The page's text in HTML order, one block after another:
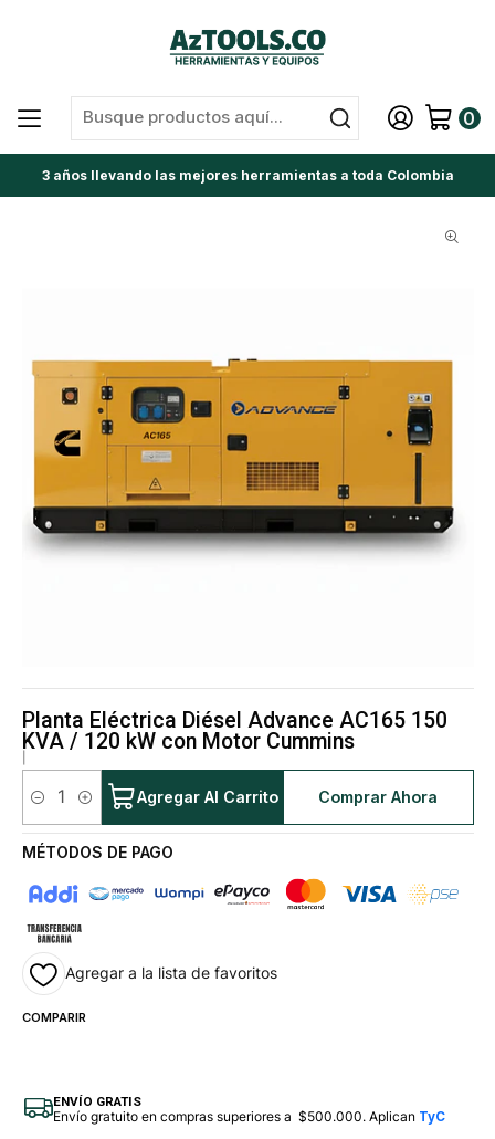
0
3 años llevando las mejores herramientas a toda Colombia
Planta Eléctrica Diésel Advance AC165 150
KVA / 120 kW con Motor Cummins
Cantidad
Agregar Al Carrito Comprar Ahora
MÉTODOS DE PAGO
Agregar a la lista de favoritos
COMPARIR
ENVÍO GRATIS
Envío gratuito en compras superiores a $500.000. Aplican TyC